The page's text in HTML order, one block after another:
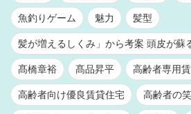
魚釣りゲーム 魅力 髪型
髪が増えるしくみ」から考案 頭皮が蘇
髙橋章裕 髙品昇平 高齢者専用
高齢者向け優良賃貸住宅 高齢者の